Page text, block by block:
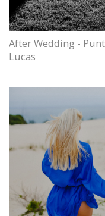
After Wedding -
Lucas